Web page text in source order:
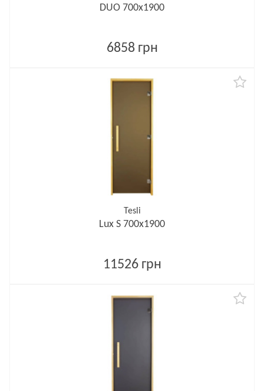
DUO 700х1900
6858 грн
Tesli
Lux S 700х1900
11526 грн